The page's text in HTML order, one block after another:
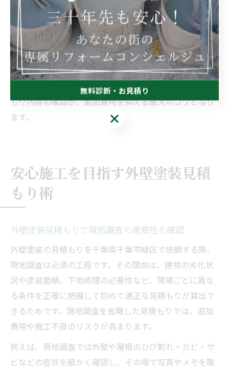
後からの予期せぬ出費を防げます。業者によってはパッ
ク料金や定額プランを用意している場合もあるため、事
前に確認しておくと安心です。
千葉市緑区で外壁塗装を検討する場合は、地域密着型の
業者を選ぶことで、現場対応やアフターケアが充実しや
すい傾向があります。信頼できる業者選びと明朗な見積
もり内容の確認が、追加費用を抑える最大のコツとなり
ます。
安心施工を目指す外壁塗装見積
もり術
外壁塗装見積もりで現地調査の重要性を確認
外壁塗装の見積もりを千葉県千葉市緑区で依頼する際、
現地調査は必須の工程です。その理由は、建物の劣化状
況や塗装面積、下地処理の必要性など、現場ごとに異な
る条件を正確に把握して初めて適正な見積もりが算出で
きるためです。現地調査を省略した見積もりでは、追加
費用や施工不良のリスクが高まります。
例えば、現地調査では外壁や屋根のひび割れ・カビ・サ
ビなどの症状を細かく確認し、その場で写真やメモを取
無料診断・お見積り
無料診断・お見積り